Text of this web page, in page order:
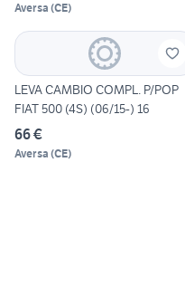
Aversa (CE)
LEVA CAMBIO COMPL. P/POP
FIAT 500 (4S) (06/15-) 16
66 €
Aversa (CE)